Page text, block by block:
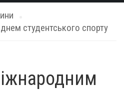
студентського спорту